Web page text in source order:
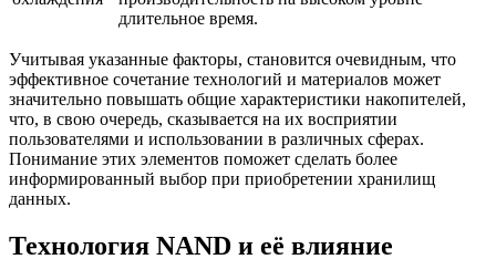
длительное время.
Учитывая указанные факторы, становится очевидным, что
эффективное сочетание технологий и материалов может
значительно повышать общие характеристики накопителей,
что, в свою очередь, сказывается на их восприятии
пользователями и использовании в различных сферах.
Понимание этих элементов поможет сделать более
информированный выбор при приобретении хранилищ
данных.
Технология NAND и её влияние